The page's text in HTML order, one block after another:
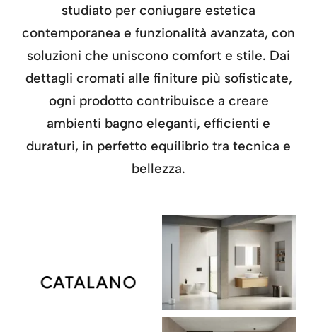
studiato per coniugare estetica
contemporanea e funzionalità avanzata, con
soluzioni che uniscono comfort e stile. Dai
dettagli cromati alle finiture più sofisticate,
ogni prodotto contribuisce a creare
ambienti bagno eleganti, efficienti e
duraturi, in perfetto equilibrio tra tecnica e
bellezza.